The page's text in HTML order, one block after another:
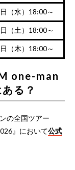
（水）18:00～
（土）18:00～
（木）18:00～
one-man
る？
の全国ツアー
』において公式